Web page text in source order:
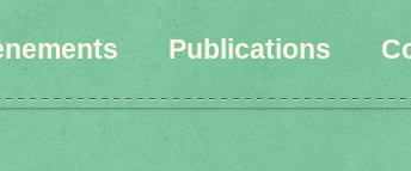
Publications